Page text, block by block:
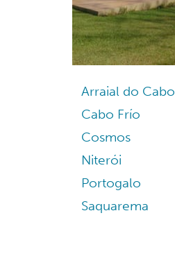
Arraial do Cabo
Cabo Frío
Cosmos
Niterói
Portogalo
Saquarema